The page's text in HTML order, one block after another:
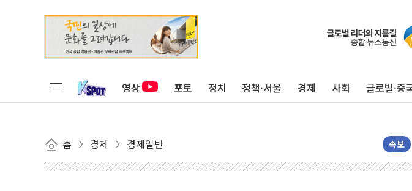
영상 포토 정치 정책·서울 경제 사회 글로벌·중
홈 경제 경제일반 속보